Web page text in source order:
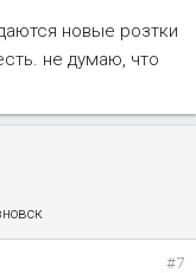
новые розтки
не думаю, что
#7